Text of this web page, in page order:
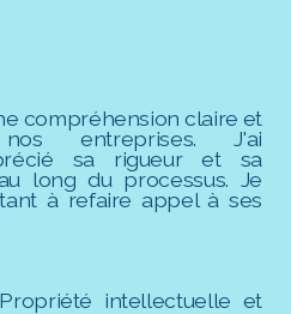
compréhension claire et
entreprises. J'ai
sa rigueur et sa
long du processus. Je
à refaire appel à ses
intellectuelle et